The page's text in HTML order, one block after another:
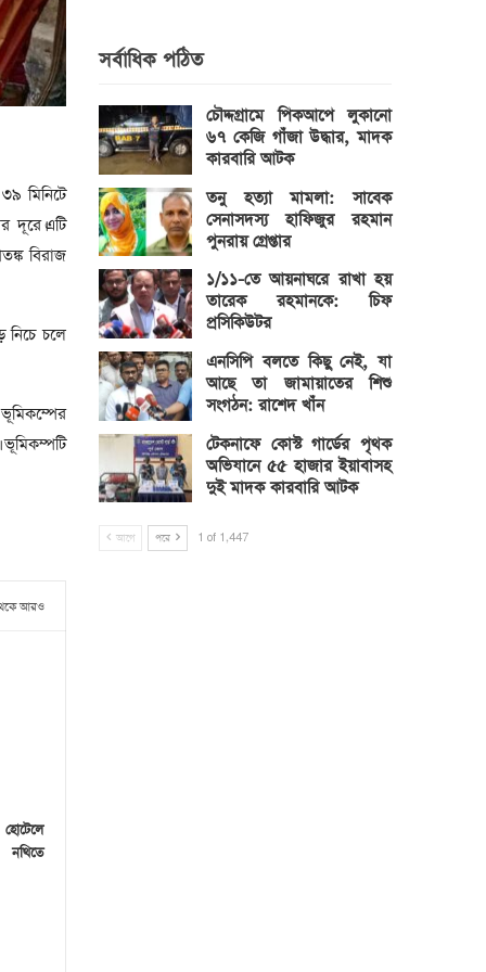
মিনিটে
দূরে।এটি
বিরাজ
নিচে চলে
আরও
সর্বাধিক পঠিত
চৌদ্দগ্রামে পিকআপে লুকানো
৬৭ কেজি গাঁজা উদ্ধার, মাদক
কারবারি আটক
তনু হত্যা মামলা: সাবেক
সেনাসদস্য হাফিজুর রহমান
পুনরায় গ্রেপ্তার
১/১১-তে আয়নাঘরে রাখা হয়
তারেক রহমানকে: চিফ
প্রসিকিউটর
এনসিপি বলতে কিছু নেই, যা
আছে তা জামায়াতের শিশু
সংগঠন: রাশেদ খাঁন
টেকনাফে কোস্ট গার্ডের পৃথক
অভিযানে ৫৫ হাজার ইয়াবাসহ
দুই মাদক কারবারি আটক
আগে পরে 1 of 1,447